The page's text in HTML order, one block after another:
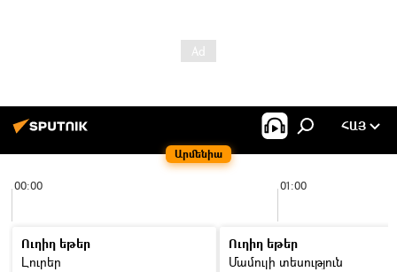
Արմենիա
ՀԱՅ
00:00 01:00
Ուղիղ եթեր
Լուրեր
Ուղիղ եթեր
Մամուլի տեսություն